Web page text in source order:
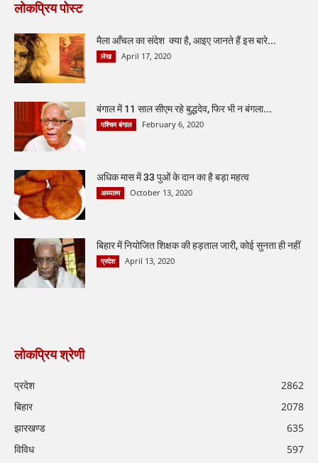
लोकप्रिय पोस्ट
मैला आँचल का संदेश क्या है, आइए जानते हैं इस बारे...
लेख April 17, 2020
बंगाल में 11 साल सीएम रहे बुद्धदेव, फिर भी न बंगला...
पश्चिम बंगाल February 6, 2020
अधिक मास में 33 पुओं के दान का है बड़ा महत्व
अध्यात्म October 13, 2020
बिहार में नियोजित शिक्षक की हड़ताल जारी, कोई सुनता ही नहीं
प्रदेश April 13, 2020
लोकप्रिय श्रेणी
प्रदेश
2862
बिहार
2078
झारखण्ड
635
विविध
597